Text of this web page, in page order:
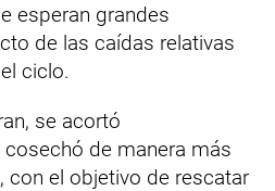
esperan grandes
de las caídas relativas
ciclo.
se acortó
de manera más
con el objetivo de rescatar